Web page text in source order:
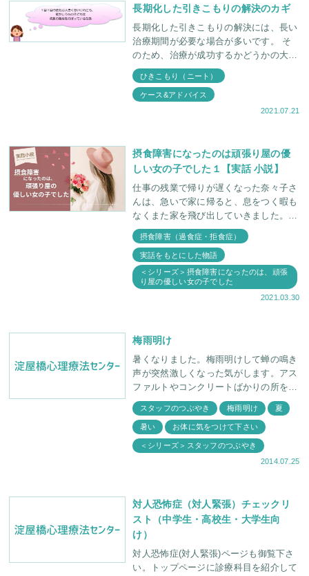
長期化した引きこもりの解決のカギ
長期化した引きこもりの解決には、長い
治療期間が必要な場合が多いです。 そ
のため、治療が成功するかどうかの大き
な要因の１つは、 親御さんのカウンセ
リングに通うモチベーション（やる気）
が長期間続くこと
ひきこもり（ニート）
ケース&アドバイス
2021.07.21
摂食障害になったのは頑張り屋の優
しい女の子でした１【実話 小説】
仕事の残業で帰りが遅くなった奈々子さ
んは、急いで家に帰ると、息をつく暇も
なくまた家を飛び出していきました。
向かった先は、スポーツジムです。 ど
んなに疲れていても、週に二度プールで
泳ぎ
摂食障害（過食症・拒食症）
実話をもとにした物語
＜シリーズ＞摂食障害になったのは、頑張
り屋の優しい女の子でした
2021.03.30
梅雨明け
暑くなりました。梅雨明けして蝉の鳴き
声が突然激しくなった気がします。アス
ファルトやコンクリートばかりの所を歩
いているとフラフラしますが、緑の多い
エリアを通ると風がひんやりして、少し
だけ生き返る気がしま
スタッフのつぶやき 梅雨明け 夏
暑い お体に気をつけて下さい
＜シリーズ＞スタッフのつぶやき
2014.07.25
対人恐怖症（対人緊張）チェックリ
スト（中学生・高校生・大学生向
け）
対人恐怖症(対人緊張)ページも御覧下さ
い。トップページに診療科目を紹介して